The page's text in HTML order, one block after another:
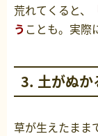
荒れてくると、
うことも。実際
3. 土がぬか
草が生えたまま